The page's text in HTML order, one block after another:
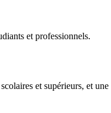
et professionnels.
et supérieurs, et